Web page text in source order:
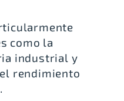
como la
industrial y
rendimiento